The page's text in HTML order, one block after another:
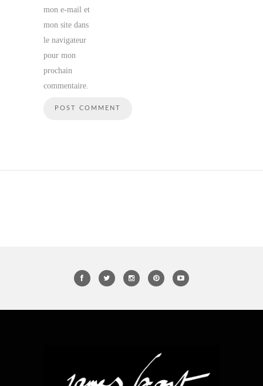
mon e-mail et
mon site dans
le navigateur
pour mon
prochain
commentaire.